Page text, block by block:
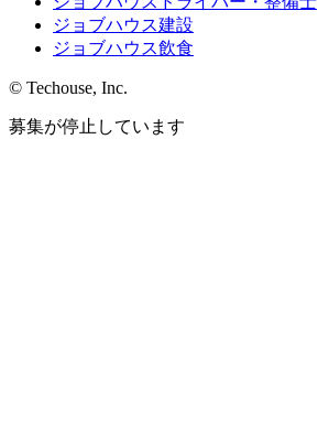
ジョブハウス建設
ジョブハウス飲食
© Techouse, Inc.
募集が停止しています